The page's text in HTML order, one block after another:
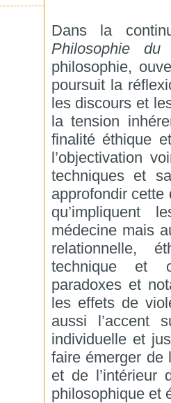
Dans la
Philosophie du
philosophie,
poursuit la
les discours et
la tension
finalité éthique
l’objectivation
techniques et
approfondir
qu’impliquent
médecine mais
relationnelle,
technique et
paradoxes et
les effets de
aussi l’accent
individuelle et
faire émerger de
et de l’intérieur
philosophique et